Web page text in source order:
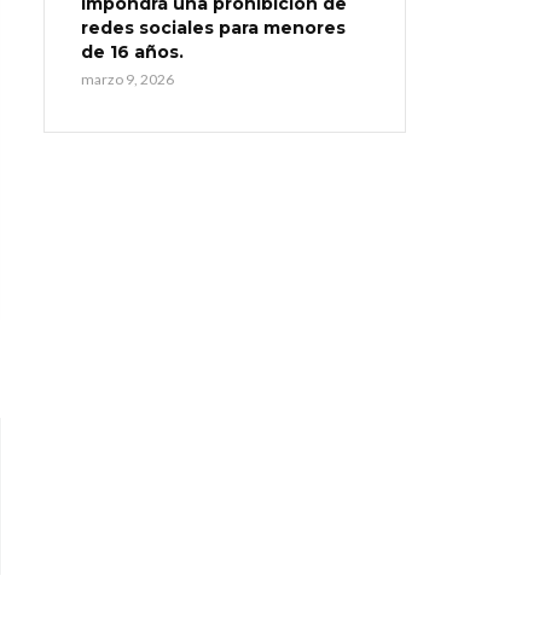
redes sociales para menores
de 16 años.
marzo 9, 2026